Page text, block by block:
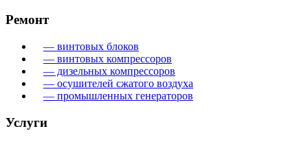
Ремонт
— винтовых блоков
— винтовых компрессоров
— дизельных компрессоров
— осушителей сжатого воздуха
— промышленных генераторов
Услуги